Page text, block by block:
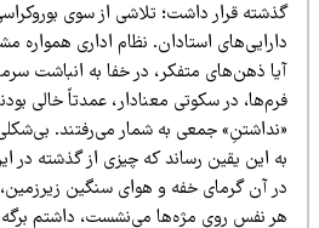
قرار داشت؛ تلاشی از سوی بوروکراسی
استادان. نظام اداری همواره
ذهن‌های متفکر، در خفا به انباشت سرمایه
در سکوتی معنادار، عمدتاً خالی بودند.
جمعی به شمار می‌رفتند. بی‌شکلی و
این یقین رساند که چیزی از گذشته در این
آن گرمای خفه و هوای سنگین زیرزمین، جایی
نفس روی مژه‌ها می‌نشست، داشتم برگه‌ها